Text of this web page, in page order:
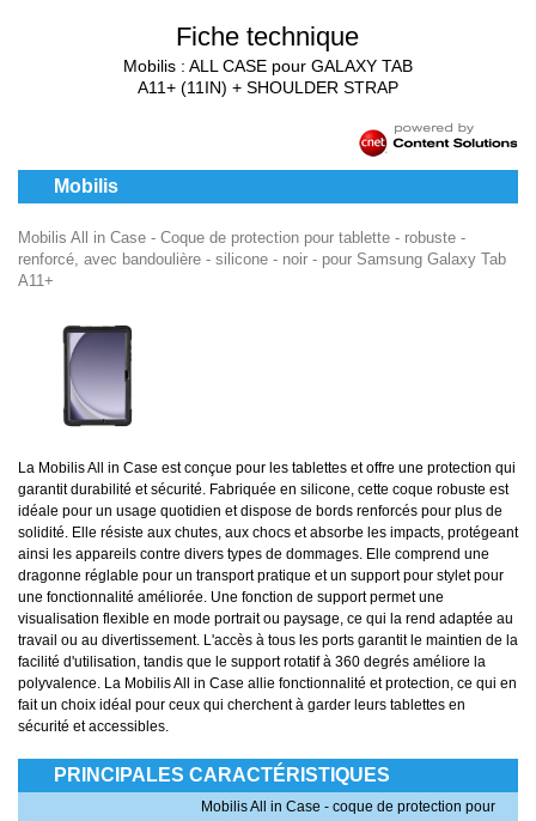
Fiche technique
Mobilis : ALL CASE pour GALAXY TAB
A11+ (11IN) + SHOULDER STRAP
Mobilis
Mobilis All in Case - Coque de protection pour tablette - robuste -
renforcé, avec bandoulière - silicone - noir - pour Samsung Galaxy Tab
A11+
La Mobilis All in Case est conçue pour les tablettes et offre une protection qui
garantit durabilité et sécurité. Fabriquée en silicone, cette coque robuste est
idéale pour un usage quotidien et dispose de bords renforcés pour plus de
solidité. Elle résiste aux chutes, aux chocs et absorbe les impacts, protégeant
ainsi les appareils contre divers types de dommages. Elle comprend une
dragonne réglable pour un transport pratique et un support pour stylet pour
une fonctionnalité améliorée. Une fonction de support permet une
visualisation flexible en mode portrait ou paysage, ce qui la rend adaptée au
travail ou au divertissement. L'accès à tous les ports garantit le maintien de la
facilité d'utilisation, tandis que le support rotatif à 360 degrés améliore la
polyvalence. La Mobilis All in Case allie fonctionnalité et protection, ce qui en
fait un choix idéal pour ceux qui cherchent à garder leurs tablettes en
sécurité et accessibles.
PRINCIPALES CARACTÉRISTIQUES
Mobilis All in Case - coque de protection pour